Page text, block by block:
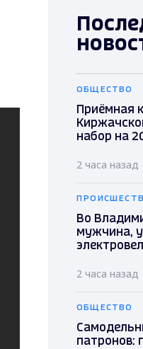
ОБЩЕСТВО
Приёмная
набор на
2 часа назад
Во
мужчина,
2 часа назад
ОБЩЕСТВО
патронов: